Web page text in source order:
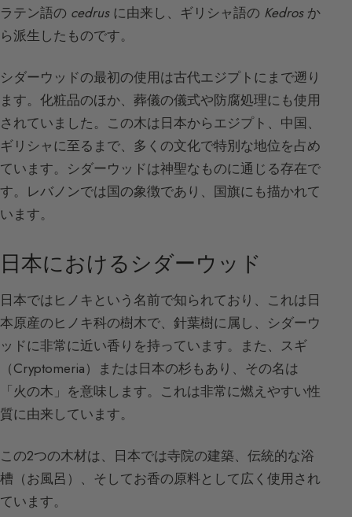
ラテン語の cedrusに由来し、ギリシャ語の Kedrosか
ら派生したものです。
シダーウッドの最初の使用は古代エジプトにまで遡り
ます。化粧品のほか、葬儀の儀式や防腐処理にも使用
されていました。この木は日本からエジプト、中国、
ギリシャに至るまで、多くの文化で特別な地位を占め
ています。シダーウッドは神聖なものに通じる存在で
す。レバノンでは国の象徴であり、国旗にも描かれて
います。
日本におけるシダーウッド
日本ではヒノキという名前で知られており、これは日
本原産のヒノキ科の樹木で、針葉樹に属し、シダーウ
ッドに非常に近い香りを持っています。また、スギ
（Cryptomeria）または日本の杉もあり、その名は
「火の木」を意味します。これは非常に燃えやすい性
質に由来しています。
この2つの木材は、日本では寺院の建築、伝統的な浴
槽（お風呂）、そしてお香の原料として広く使用され
ています。